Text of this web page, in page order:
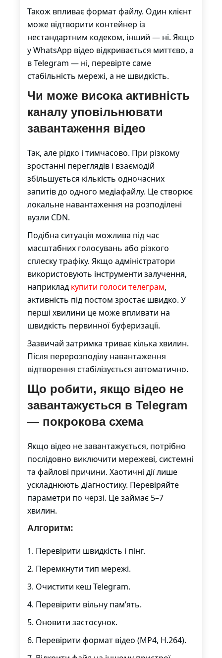
Також впливає формат файлу. Один клієнт
може відтворити контейнер із
нестандартним кодеком, інший — ні. Якщо
у WhatsApp відео відкривається миттєво, а
в Telegram — ні, перевірте саме
стабільність мережі, а не швидкість.
Чи може висока активність
каналу уповільнювати
завантаження відео
Так, але рідко і тимчасово. При різкому
зростанні переглядів і взаємодій
збільшується кількість одночасних
запитів до одного медіафайлу. Це створює
локальне навантаження на розподілені
вузли CDN.
Подібна ситуація можлива під час
масштабних голосувань або різкого
сплеску трафіку. Якщо адміністратори
використовують інструменти залучення,
наприклад купити голоси телеграм,
активність під постом зростає швидко. У
перші хвилини це може впливати на
швидкість первинної буферизації.
Зазвичай затримка триває кілька хвилин.
Після перерозподілу навантаження
відтворення стабілізується автоматично.
Що робити, якщо відео не
завантажується в Telegram
— покрокова схема
Якщо відео не завантажується, потрібно
послідовно виключити мережеві, системні
та файлові причини. Хаотичні дії лише
ускладнюють діагностику. Перевіряйте
параметри по черзі. Це займає 5–7
хвилин.
Алгоритм:
Перевірити швидкість і пінг.
Перемкнути тип мережі.
Очистити кеш Telegram.
Перевірити вільну пам’ять.
Оновити застосунок.
Перевірити формат відео (MP4, H.264).